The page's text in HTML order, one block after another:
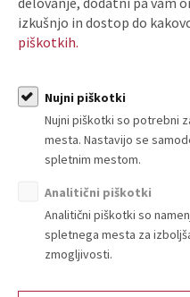
ARHIV T-INFORMACIJ
izkušnjo in dostop do
piškotkih.
Nujni piškotki
Nujni piškotki so potrebni
mesta. Nastavijo se
spletnim mestom.
Analitični piškotki
Analitični piškotki so
spletnega mesta za
zmogljivosti.